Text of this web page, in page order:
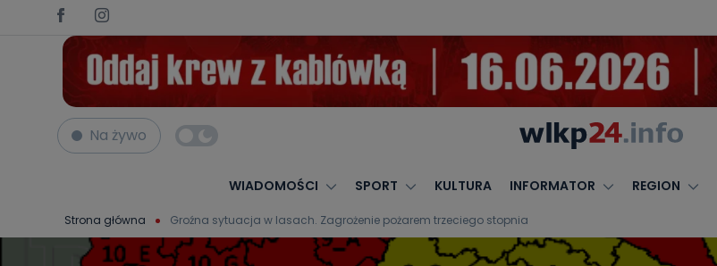
Na żywo
WIADOMOŚCI SPORT KULTURA INFORMATOR REGION
Strona główna Groźna sytuacja w lasach. Zagrożenie pożarem trzeciego stopnia